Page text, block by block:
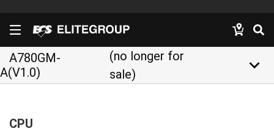
A780GM-
A(V1.0)
(no longer for
sale)
keyboard_arrow_down
CPU